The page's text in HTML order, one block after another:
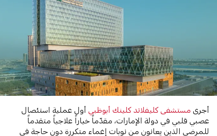
أجرىمستشفى كليفلاند كلينك أبوظبي أول عملية استئصال
عصبي قلبي في دولة الإمارات، مقدّماً خياراً علاجياً متقدماً
للمرضى الذين يعانون من نوبات إغماء متكررة دون حاجة في